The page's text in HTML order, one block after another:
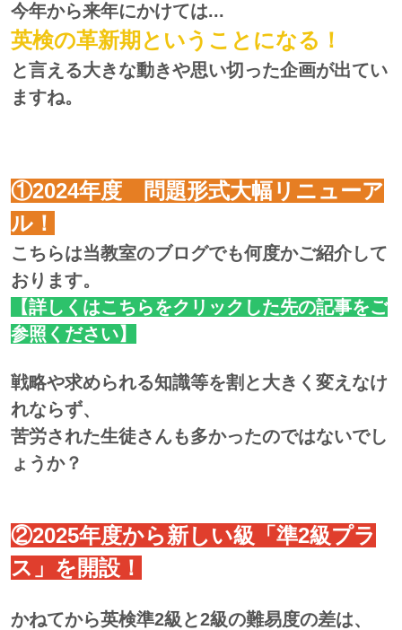
今年から来年にかけては...
英検の革新期ということになる！
と言える大きな動きや思い切った企画が出てい
ますね。
①2024年度 問題形式大幅リニューア
ル！
こちらは当教室のブログでも何度かご紹介して
おります。
【詳しくはこちらをクリックした先の記事をご
参照ください】
戦略や求められる知識等を割と大きく変えなけ
れならず、
苦労された生徒さんも多かったのではないでし
ょうか？
②2025年度から新しい級「準2級プラ
ス」を開設！
かねてから英検準2級と2級の難易度の差は、